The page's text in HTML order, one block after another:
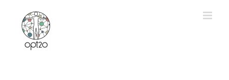
springen